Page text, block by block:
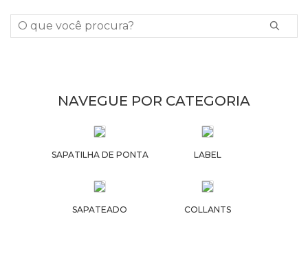
O que você procura?
NAVEGUE POR CATEGORIA
SAPATILHA DE PONTA LABEL
SAPATEADO COLLANTS